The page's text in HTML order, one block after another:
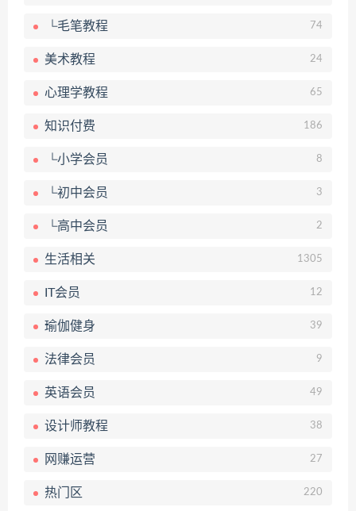
└毛笔教程 74
美术教程 24
心理学教程 65
知识付费 186
└小学会员 8
└初中会员 3
└高中会员 2
生活相关 1305
IT会员 12
瑜伽健身 39
法律会员 9
英语会员 49
设计师教程 38
网赚运营 27
热门区 220